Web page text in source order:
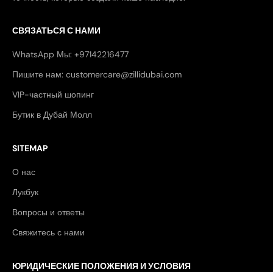
СВЯЗАТЬСЯ С НАМИ
WhatsApp Мы: +97142216477
Пишите нам: customercare@zillidubai.com
VIP-частный шопинг
Бутик в Дубай Молл
SITEMAP
О нас
Лукбук
Вопросы и ответы
Свяжитесь с нами
ЮРИДИЧЕСКИЕ ПОЛОЖЕНИЯ И УСЛОВИЯ